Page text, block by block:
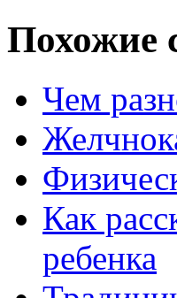
Похожие
Чем
Как
ребенка